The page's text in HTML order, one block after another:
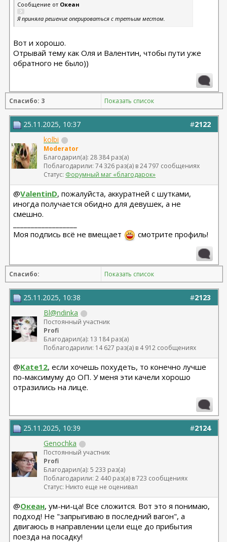
Сообщение от Океан
Я приняла решение оперироваться с третьим местом.
Вот и хорошо.
Отрывай тему как Оля и Валентин, чтобы пути уже
обратного не было))
Спасибо: 3 Показать список
#2122
25.11.2025, 10:37
kolbi
Moderator
Благодарил(а): 28 384 раз(а)
Поблагодарили: 74 326 раз(а) в 24 797 сообщениях
Статус: Форумный маг «благодарок»
@ValentinD, пожалуйста, аккуратней с шутками,
иногда получается обидно для девушек, а не
смешно.
Моя подпись всё не вмещает
смотрите профиль!
Спасибо: Показать список
#2123
25.11.2025, 10:38
Bl@ndinka
Постоянный участник
Profi
Благодарил(а): 13 184 раз(а)
Поблагодарили: 14 627 раз(а) в 4 912 сообщениях
@Kate12, если хочешь похудеть, то конечно лучше
по-максимуму до ОП. У меня эти качели хорошо
отразились на лице.
#2124
25.11.2025, 10:39
Genochka
Постоянный участник
Profi
Благодарил(а): 5 233 раз(а)
Поблагодарили: 2 440 раз(а) в 723 сообщениях
Статус: Никто еще не оценивал
@Океан, ум-ни-ца! Все сложится. Вот это я понимаю,
подход! Не "запрыгиваю в последний вагон", а
двигаюсь в направлении цели еще до прибытия
поезда на посадку!